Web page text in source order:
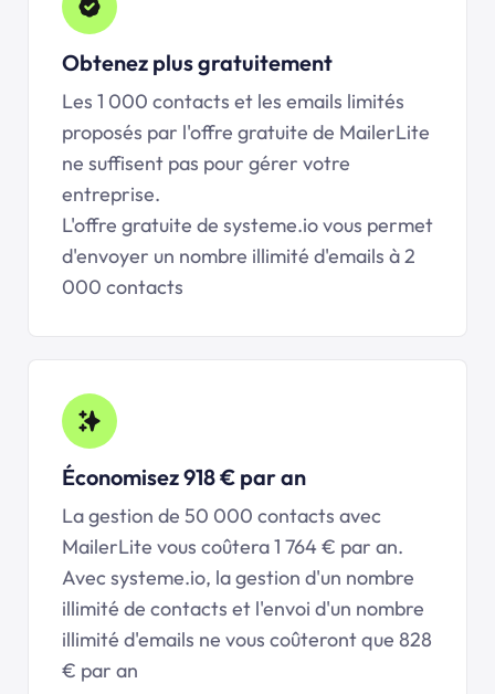
Obtenez plus gratuitement
Les 1 000 contacts et les emails limités
proposés par l'offre gratuite de MailerLite
ne suffisent pas pour gérer votre
entreprise.
L'offre gratuite de systeme.io vous permet
d'envoyer un nombre illimité d'emails à 2
000 contacts
Économisez 918 € par an
La gestion de 50 000 contacts avec
MailerLite vous coûtera 1 764 € par an.
Avec systeme.io, la gestion d'un nombre
illimité de contacts et l'envoi d'un nombre
illimité d'emails ne vous coûteront que 828
€ par an